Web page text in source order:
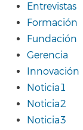
Entrevistas
Formación
Fundación
Gerencia
Innovación
Noticia1
Noticia2
Noticia3